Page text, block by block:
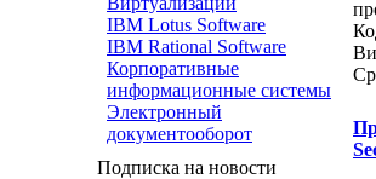
IBM Lotus Software
IBM Rational Software
Корпоративные
информационные системы
Электронный
документооборот
Подписка на новости